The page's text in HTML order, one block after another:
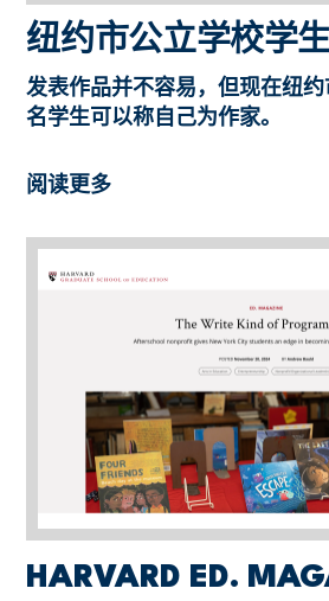
纽约市公立学校学
发表作品并不容易，但现在纽
名学生可以称自己为作家。
阅读更多
HARVARD ED.